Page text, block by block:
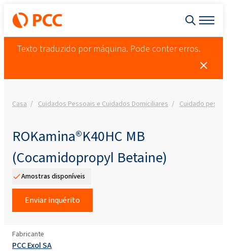
Texto traduzido por máquina. Pode conter erros.
Casa Cuidados Pessoais e Cuidados Domiciliares Cuidado
ROKamina®K40HC MB
(Cocamidopropyl Betaine)
Amostras disponíveis
Enviar inquérito
Fabricante
PCC Exol SA